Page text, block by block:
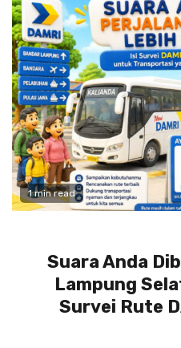
1 min read
Suara Anda
Lampung
Survei Rute